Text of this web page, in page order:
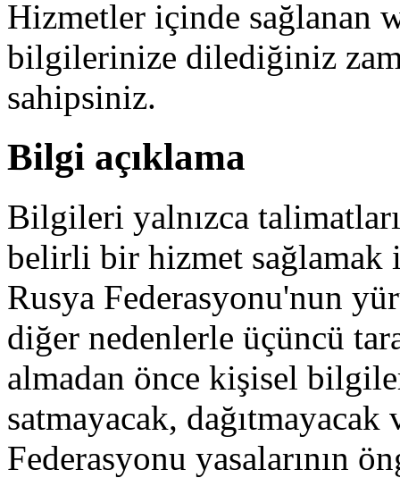
Hizmetler içinde sağlanan
bilgilerinize dilediğiniz
sahipsiniz.
Bilgi açıklama
Bilgileri yalnızca
belirli bir hizmet sağlamak
Rusya Federasyonu'nun
diğer nedenlerle üçüncü
almadan önce kişisel
satmayacak, dağıtmayacak
Federasyonu yasalarının